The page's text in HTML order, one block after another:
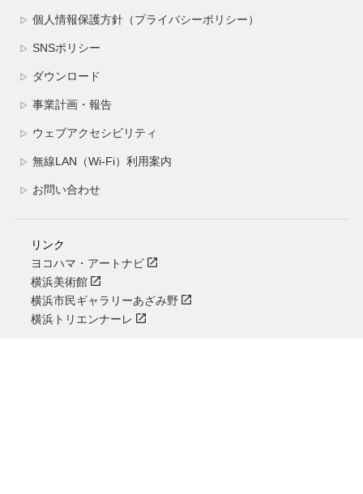
▷ 個人情報保護方針（プライバシーポリシー）
▷ SNSポリシー
▷ ダウンロード
▷ 事業計画・報告
▷ ウェブアクセシビリティ
▷ 無線LAN（Wi-Fi）利用案内
▷ お問い合わせ
リンク
ヨコハマ・アートナビ
横浜美術館
横浜市民ギャラリーあざみ野
横浜トリエンナーレ